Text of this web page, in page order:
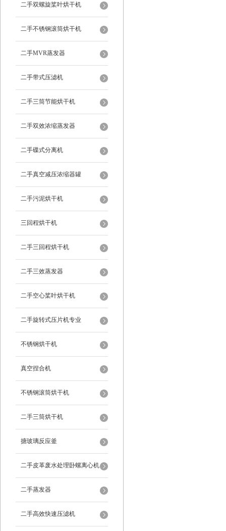
二手双螺旋桨叶烘干机
二手不锈钢滚筒烘干机
二手MVR蒸发器
二手带式压滤机
二手三筒节能烘干机
二手双效浓缩蒸发器
二手碟式分离机
二手真空减压浓缩器罐
二手污泥烘干机
三回程烘干机
二手三回程烘干机
二手三效蒸发器
二手空心桨叶烘干机
二手旋转式压片机专业
不锈钢烘干机
真空捏合机
不锈钢滚筒烘干机
二手三筒烘干机
搪玻璃反应釜
二手皮革废水处理卧螺离心机
二手蒸发器
二手高效快速压滤机